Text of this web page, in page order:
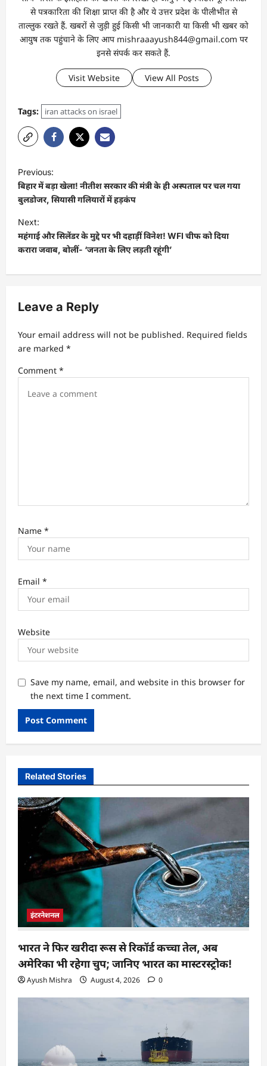
से पत्रकारिता की शिक्षा प्राप्त की है और ये उत्तर प्रदेश के पीलीभीत से
ताल्लुक रखते हैं. खबरों से जुड़ी हुई किसी भी जानकारी या किसी भी खबर को
आयुष तक पहुंचाने के लिए आप mishraaayush844@gmail.com पर
इनसे संपर्क कर सकते हैं.
Visit Website View All Posts
Tags: iran attacks on israel
Previous:
बिहार में बड़ा खेला! नीतीश सरकार की मंत्री के ही अस्पताल पर चल गया
बुलडोजर, सियासी गलियारों में हड़कंप
Next:
महंगाई और सिलेंडर के मुद्दे पर भी दहाड़ीं विनेश! WFI चीफ को दिया
करारा जवाब, बोलीं- ‘जनता के लिए लड़ती रहूंगी’
Leave a Reply
Your email address will not be published. Required fields
are marked *
Comment *
Name *
Email *
Website
Save my name, email, and website in this browser for
the next time I comment.
Related Stories
इंटरनेशनल
भारत ने फिर खरीदा रूस से रिकॉर्ड कच्चा तेल, अब
अमेरिका भी रहेगा चुप; जानिए भारत का मास्टरस्ट्रोक!
Ayush Mishra August 4, 2026 0